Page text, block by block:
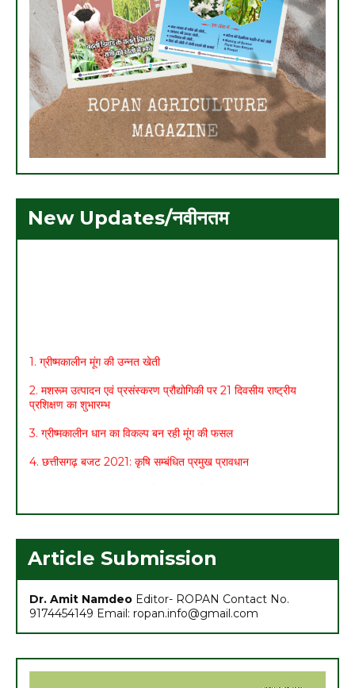
New Updates/नवीनतम
2. मशरूम उत्पादन एवं प्रसंस्करण प्रौद्योगिकी पर 21 दिवसीय राष्ट्रीय
3. ग्रीष्मकालीन धान का विकल्प बन रही मूंग की फसल
4. छत्तीसगढ़ बजट 2021: कृषि सम्बंधित प्रमुख प्रावधान
5. मासिक कृषि एवं पशुपालन कार्ययोजना (मार्च)
Article Submission
Dr. Amit Namdeo Editor- ROPAN Contact No.
9174454149 Email: ropan.info@gmail.com